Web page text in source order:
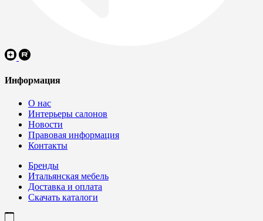
Информация
О нас
Интерьеры салонов
Новости
Правовая информация
Контакты
Бренды
Итальянская мебель
Доставка и оплата
Скачать каталоги